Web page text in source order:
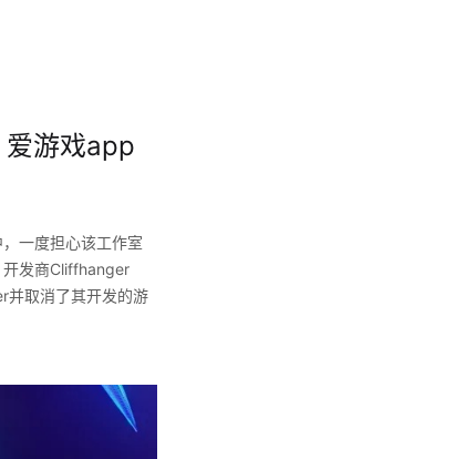
爱游戏app
一度担心该工作室
开发商Cliffhanger
并取消了其开发的游